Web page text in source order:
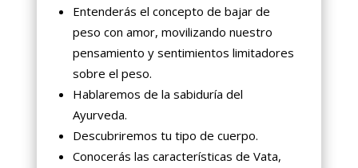
Entenderás el concepto de bajar de
peso con amor, movilizando nuestro
pensamiento y sentimientos limitadores
sobre el peso.
Hablaremos de la sabiduría del
Ayurveda.
Descubriremos tu tipo de cuerpo.
Conocerás las características de Vata,